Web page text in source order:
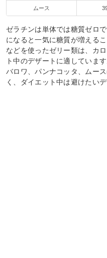
ムース
ゼラチンは単体では糖質ゼロ
になると一気に糖質が増える
などを使ったゼリー類は、カ
ト中のデザートに適していま
バロワ、パンナコッタ、ムー
く、ダイエット中は避けたいデ